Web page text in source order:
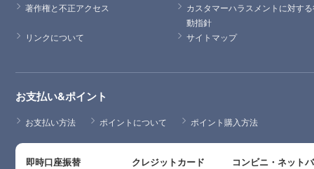
著作権と不正アクセス
カスタマーハラスメントに対す
動指針
リンクについて
サイトマップ
お支払い&ポイント
お支払い方法 ポイントについて ポイント購入方法
即時口座振替 クレジットカード コンビニ・ネット